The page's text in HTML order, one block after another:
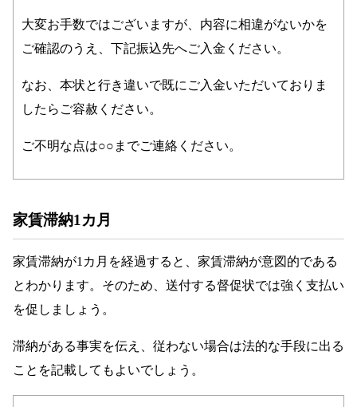
大変お手数ではございますが、内容に相違がないかを
ご確認のうえ、下記振込先へご入金ください。
なお、本状と行き違いで既にご入金いただいておりま
したらご容赦ください。
ご不明な点は○○までご連絡ください。
家賃滞納1カ月
家賃滞納が1カ月を経過すると、家賃滞納が意図的である
とわかります。そのため、送付する督促状では強く支払い
を促しましょう。
滞納がある事実を伝え、従わない場合は法的な手段に出る
ことを記載してもよいでしょう。